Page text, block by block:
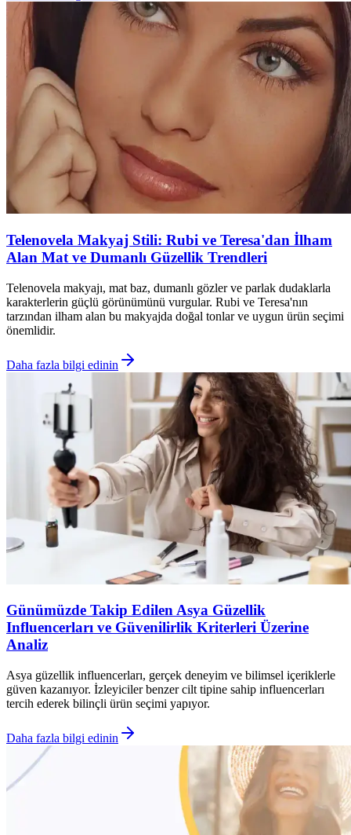
Telenovela Makyaj Stili: Rubi ve Teresa'dan İlham
Alan Mat ve Dumanlı Güzellik Trendleri
Telenovela makyajı, mat baz, dumanlı gözler ve parlak dudaklarla
karakterlerin güçlü görünümünü vurgular. Rubi ve Teresa'nın
tarzından ilham alan bu makyajda doğal tonlar ve uygun ürün seçimi
önemlidir.
Daha fazla bilgi edinin
Günümüzde Takip Edilen Asya Güzellik
Influencerları ve Güvenilirlik Kriterleri Üzerine
Analiz
Asya güzellik influencerları, gerçek deneyim ve bilimsel içeriklerle
güven kazanıyor. İzleyiciler benzer cilt tipine sahip influencerları
tercih ederek bilinçli ürün seçimi yapıyor.
Daha fazla bilgi edinin